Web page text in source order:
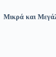
Μικρά και